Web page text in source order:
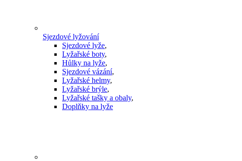
Sjezdové lyžování
Sjezdové lyže,
Lyžařské boty,
Hůlky na lyže,
Sjezdové vázání,
Lyžařské helmy,
Lyžařské brýle,
Lyžařské tašky a obaly,
Doplňky na lyže